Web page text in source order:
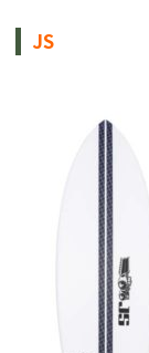
JS